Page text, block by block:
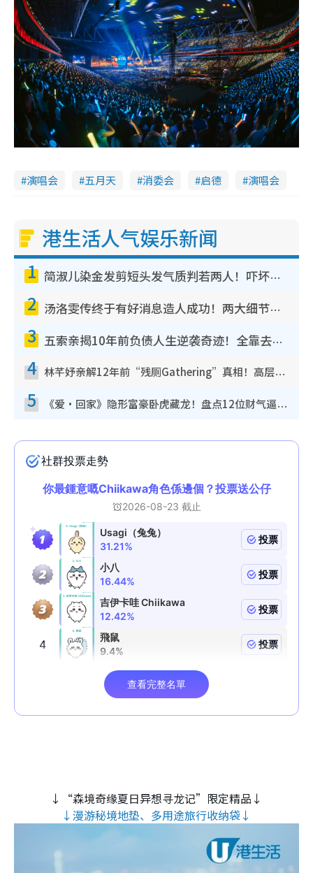
演唱会 五月天 消委会 启德 演唱会
港生活人气娱乐新闻
1 简淑儿染金发剪短头发气质判若两人！吓坏老公麦大力都认不出：“你做什么？”
2 汤洛雯传终于有好消息造人成功！两大细节曝孕味极浓引猜测：大肚婆先会咁！
3 五索亲揭10年前负债人生逆袭奇迹！全靠去一地方转运后即遇上马先生
4 林芊妤亲解12年前“残厕Gathering”真相！高层解约一句话重创尊严，至今拒返TVB
5 《爱·回家》隐形富豪卧虎藏龙！盘点12位财气逼人的有钱艺人：这位美女3亿身家不愁做
↓“森境奇缘夏日异想寻龙记”限定精品↓
↓漫游秘境地垫、多用途旅行收纳袋↓